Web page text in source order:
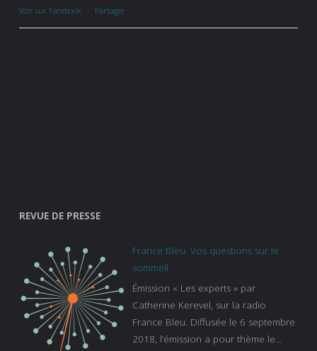
Voir sur Facebook · Partager
REVUE DE PRESSE
France Bleu. Vos questions sur le
sommeil
Émission « Les experts » par
Catherine Kerevel, sur la radio
France Bleu. Diffusée le 6 septembre
2018, l’émission a pour thème le